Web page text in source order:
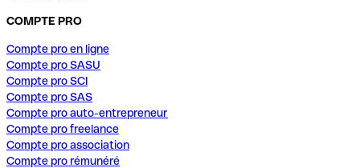
COMPTE PRO
Compte pro en ligne
Compte pro SASU
Compte pro SCI
Compte pro SAS
Compte pro auto-entrepreneur
Compte pro freelance
Compte pro association
Compte pro rémunéré